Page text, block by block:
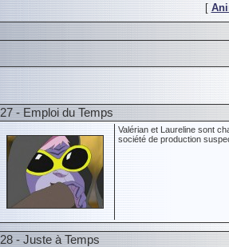
[
27 - Emploi du Temps
Valérian et Laureline sont
société de production
28 - Juste à Temps